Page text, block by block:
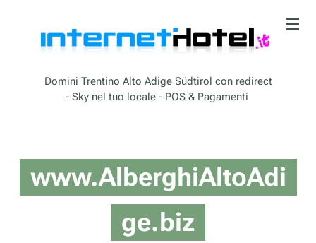
Domini Trentino Alto Adige Südtirol con redirect
- Sky nel tuo locale - POS & Pagamenti
www.AlberghiAltoAdi
ge.biz